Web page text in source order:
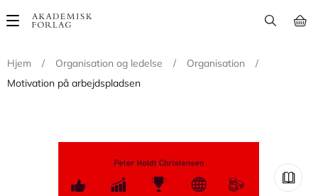
Main
Hjem
/ Organisation og ledelse / Organisation
/
Motivation på arbejdspladsen